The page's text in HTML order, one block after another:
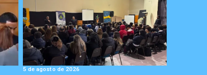
5 de agosto de 2026